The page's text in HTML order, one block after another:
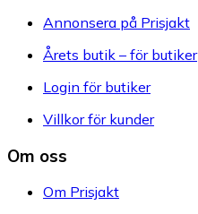
Annonsera på Prisjakt
Årets butik – för butiker
Login för butiker
Villkor för kunder
Om oss
Om Prisjakt